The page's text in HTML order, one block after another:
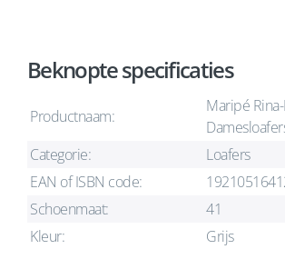
Beknopte specificaties
Productnaam:
Maripé
Categorie:
Loafers
EAN of ISBN code:
Schoenmaat:
41
Kleur:
Grijs